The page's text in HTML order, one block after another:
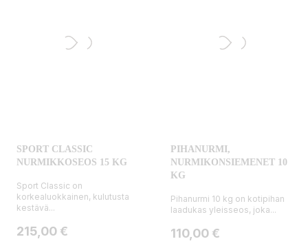
SPORT CLASSIC
NURMIKKOSEOS 15 KG
Sport Classic on
korkealuokkainen, kulutusta
kestävä...
Hinta
215,00 €
PIHANURMI,
NURMIKONSIEMENET 10
KG
Pihanurmi 10 kg on kotipihan
laadukas yleisseos, joka...
Hinta
110,00 €